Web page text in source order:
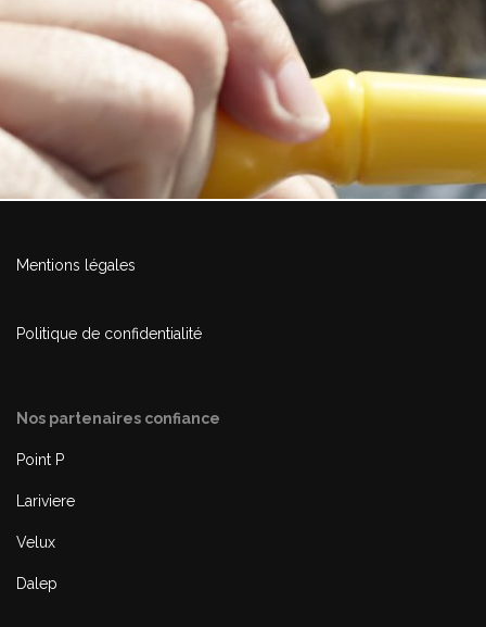
Mentions légales
Politique de confidentialité
Nos partenaires confiance
Point P
Lariviere
Velux
Dalep